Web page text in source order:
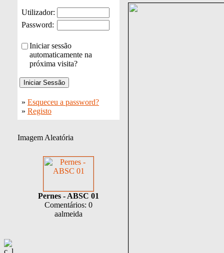
Utilizador:
Password:
Iniciar sessão
automaticamente na
próxima visita?
» Esqueceu a password?
» Registo
Imagem Aleatória
Pernes - ABSC 01
Comentários: 0
aalmeida